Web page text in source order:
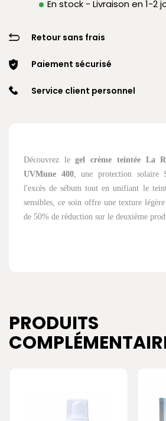
En stock - Livraison en 1-2
Retour sans frais
Paiement sécurisé
Service client personnel
Découvrez legel crème teintée La
UVMune 400, une protection solaire
l'excès de sébum tout en unifiant le
sensibles, ce soin offre une texture
de 50% de réduction sur le deuxième
PRODUITS